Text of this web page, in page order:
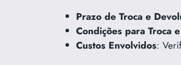
Prazo de Troca e
Condições para Troca
Custos Envolvidos: